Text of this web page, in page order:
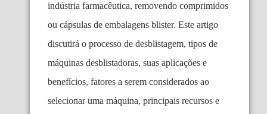
indústria farmacêutica, removendo comprimidos
ou cápsulas de embalagens blister. Este artigo
discutirá o processo de desblistagem, tipos de
máquinas desblistadoras, suas aplicações e
benefícios, fatores a serem considerados ao
selecionar uma máquina, principais recursos e